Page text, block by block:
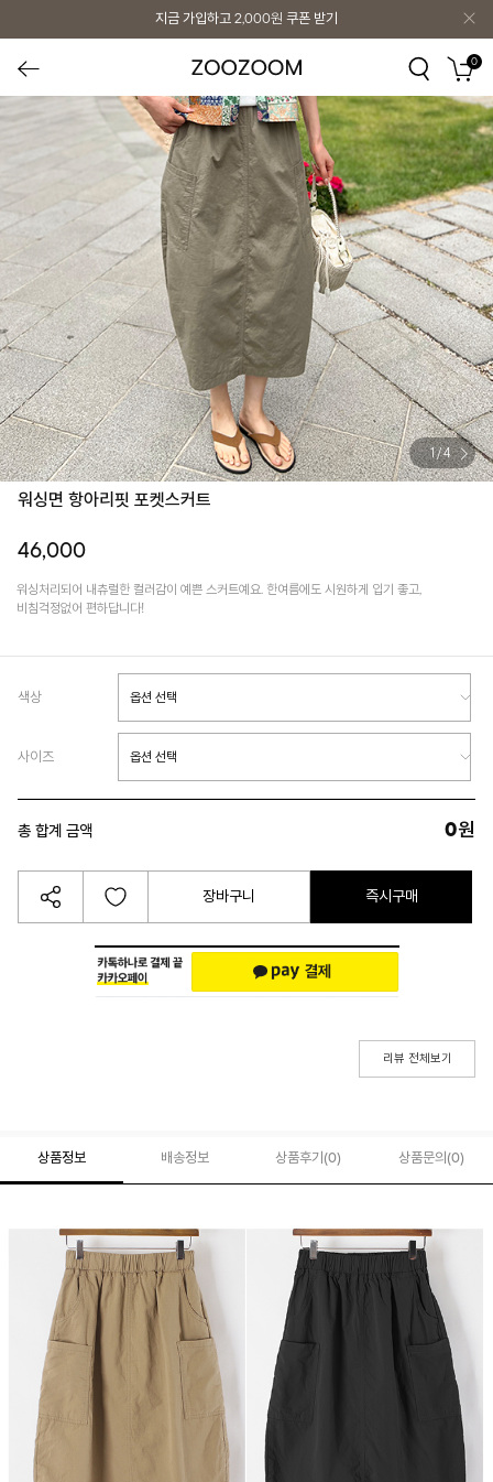
지금 가입하고 2,000원 쿠폰 받기
0
1/4
워싱면 항아리핏 포켓스커트
46,000
워싱처리되어 내츄럴한 컬러감이 예쁜 스커트예요. 한여름에도 시원하게 입기 좋고,
비침걱정없어 편하답니다!
색상
사이즈
총 합계 금액 0원
장바구니 즉시구매
리뷰 전체보기
상품정보 배송정보 상품후기(0) 상품문의 (0)